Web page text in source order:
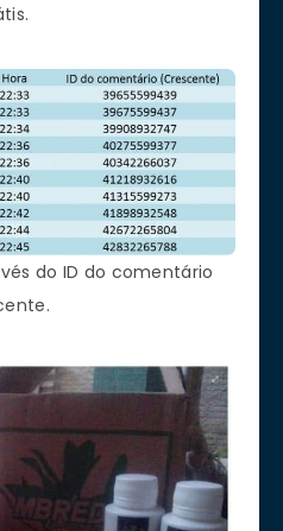
do ID do comentário